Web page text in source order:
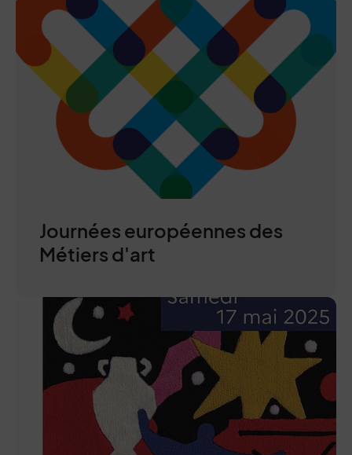
Journées européennes des
Métiers d'art